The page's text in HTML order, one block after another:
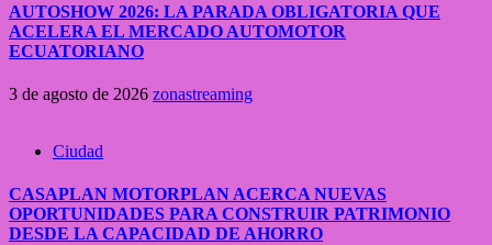
AUTOSHOW 2026: LA PARADA OBLIGATORIA QUE
ACELERA EL MERCADO AUTOMOTOR
ECUATORIANO
3 de agosto de 2026 zonastreaming
Ciudad
CASAPLAN MOTORPLAN ACERCA NUEVAS
OPORTUNIDADES PARA CONSTRUIR PATRIMONIO
DESDE LA CAPACIDAD DE AHORRO